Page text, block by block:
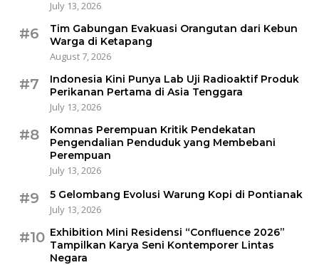
July 13, 2026
#6
Tim Gabungan Evakuasi Orangutan dari Kebun
Warga di Ketapang
August 7, 2026
#7
Indonesia Kini Punya Lab Uji Radioaktif Produk
Perikanan Pertama di Asia Tenggara
July 13, 2026
#8
Komnas Perempuan Kritik Pendekatan
Pengendalian Penduduk yang Membebani
Perempuan
July 13, 2026
#9
5 Gelombang Evolusi Warung Kopi di Pontianak
July 13, 2026
#10 Exhibition Mini Residensi “Confluence 2026”
Tampilkan Karya Seni Kontemporer Lintas
Negara